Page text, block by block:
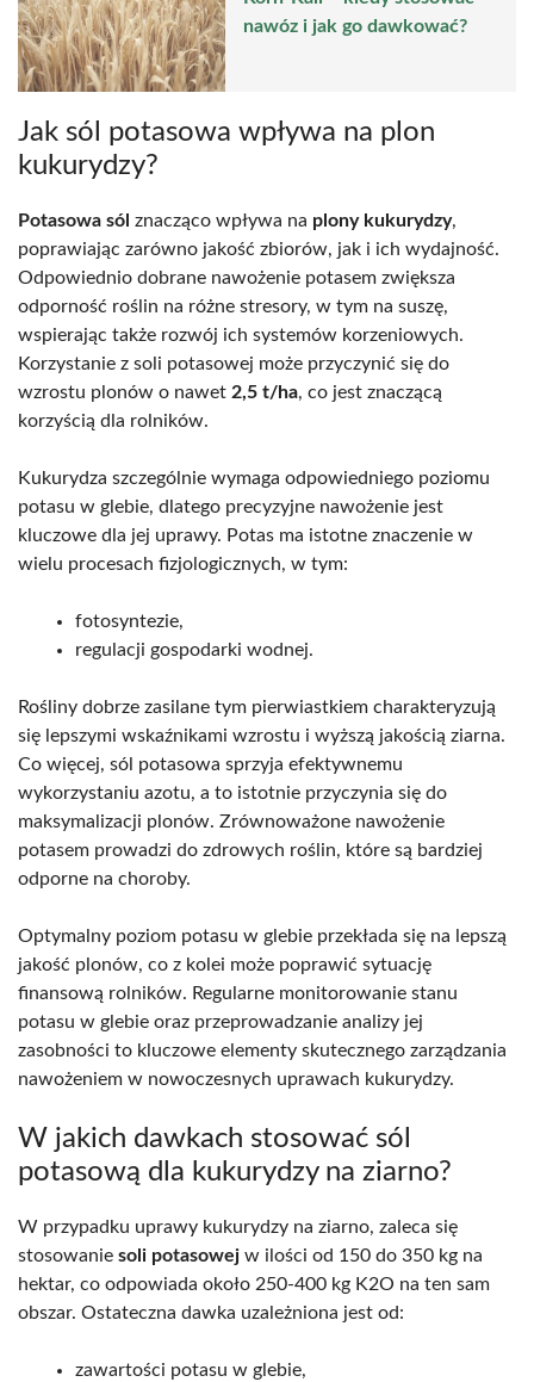
nawóz i jak go dawkować?
Jak sól potasowa wpływa na plon
kukurydzy?
Potasowa sól znacząco wpływa na plony kukurydzy,
poprawiając zarówno jakość zbiorów, jak i ich wydajność.
Odpowiednio dobrane nawożenie potasem zwiększa
odporność roślin na różne stresory, w tym na suszę,
wspierając także rozwój ich systemów korzeniowych.
Korzystanie z soli potasowej może przyczynić się do
wzrostu plonów o nawet 2,5 t/ha, co jest znaczącą
korzyścią dla rolników.
Kukurydza szczególnie wymaga odpowiedniego poziomu
potasu w glebie, dlatego precyzyjne nawożenie jest
kluczowe dla jej uprawy. Potas ma istotne znaczenie w
wielu procesach fizjologicznych, w tym:
fotosyntezie,
regulacji gospodarki wodnej.
Rośliny dobrze zasilane tym pierwiastkiem charakteryzują
się lepszymi wskaźnikami wzrostu i wyższą jakością ziarna.
Co więcej, sól potasowa sprzyja efektywnemu
wykorzystaniu azotu, a to istotnie przyczynia się do
maksymalizacji plonów. Zrównoważone nawożenie
potasem prowadzi do zdrowych roślin, które są bardziej
odporne na choroby.
Optymalny poziom potasu w glebie przekłada się na lepszą
jakość plonów, co z kolei może poprawić sytuację
finansową rolników. Regularne monitorowanie stanu
potasu w glebie oraz przeprowadzanie analizy jej
zasobności to kluczowe elementy skutecznego zarządzania
nawożeniem w nowoczesnych uprawach kukurydzy.
W jakich dawkach stosować sól
potasową dla kukurydzy na ziarno?
W przypadku uprawy kukurydzy na ziarno, zaleca się
stosowanie soli potasowej w ilości od 150 do 350 kg na
hektar, co odpowiada około 250-400 kg K2O na ten sam
obszar. Ostateczna dawka uzależniona jest od:
zawartości potasu w glebie,